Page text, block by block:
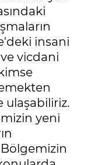
insani
vicdani
ulaşabiliriz.
yeni